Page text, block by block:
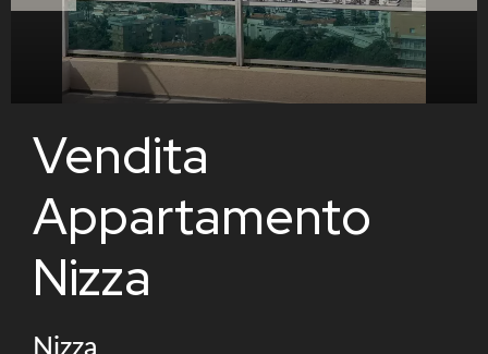
Vendita
Appartamento
Nizza
Nizza